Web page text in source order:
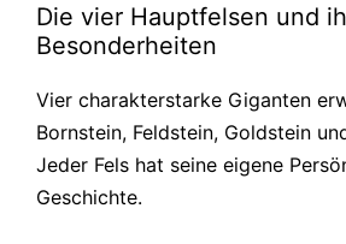
Die vier Hauptfelsen und
Besonderheiten
Vier charakterstarke Giganten
Bornstein, Feldstein, Goldstein
Jeder Fels hat seine eigene
Geschichte.